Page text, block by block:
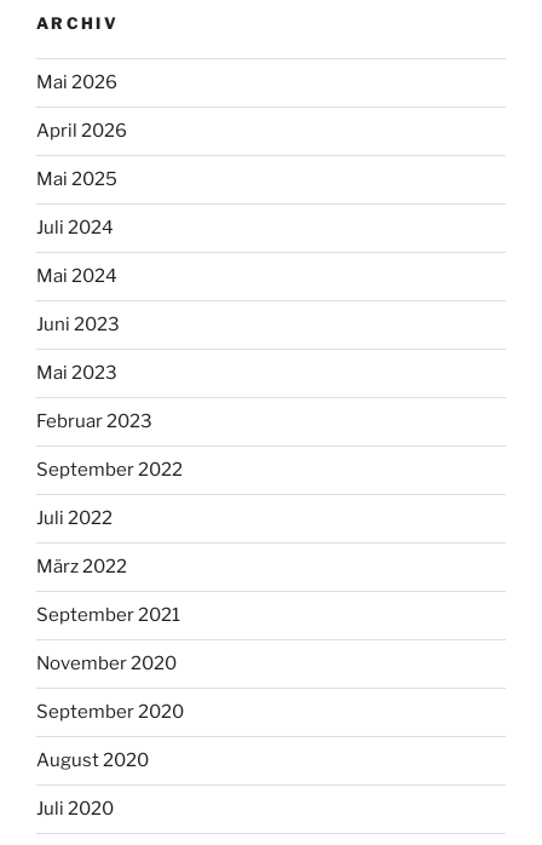
ARCHIV
Mai 2026
April 2026
Mai 2025
Juli 2024
Mai 2024
Juni 2023
Mai 2023
Februar 2023
September 2022
Juli 2022
März 2022
September 2021
November 2020
September 2020
August 2020
Juli 2020